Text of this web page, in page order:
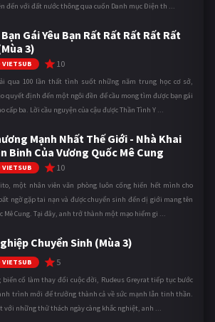
đến với đất nước thông qua cuốn Danh mục Điện th ...
Bạn Gái Yêu Bạn Rất Rất Rất Rất Rất
3)
VIETSUB 10
qua 100 lần thất tình suốt những năm trung học cơ sở,
quyết định đến một ngôi đền để cầu mong tìm được bạn gái
cấp ba. Lời cầu nguyện của cậu được Thần Tình Y ...
Mạnh Nhất Thế Giới - Nhà Khai
Binh Của Vương Quốc Mê Cung
VIETSUB 10
một nhân viên văn phòng luôn cống hiến hết mình cho
ngờ gặp tai nạn và được chuyển sinh đến dị giới mang tên
Mê Cung. Tại đây, anh trở thành một mạo hiểm gi ...
Chuyển Sinh (Mùa 3)
VIETSUB 5
biến cố làm thay đổi cuộc đời, Rudeus Greyrat tiếp tục bước
trình mới để trưởng thành cả về sức mạnh lẫn tinh thần.
với những thử thách ngày càng khắc nghiệt, anh ...